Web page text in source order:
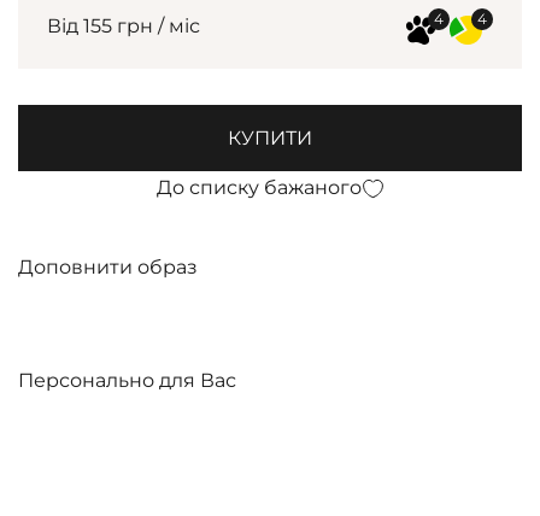
Від 155 грн / міс
КУПИТИ
До списку бажаного
Доповнити образ
Персонально для Вас